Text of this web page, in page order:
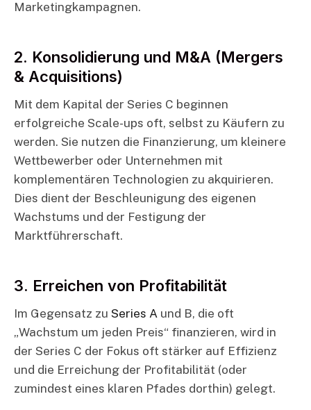
Marketingkampagnen.
2. Konsolidierung und M&A (Mergers
& Acquisitions)
Mit dem Kapital der Series C beginnen
erfolgreiche Scale-ups oft, selbst zu Käufern zu
werden. Sie nutzen die Finanzierung, um kleinere
Wettbewerber oder Unternehmen mit
komplementären Technologien zu akquirieren.
Dies dient der Beschleunigung des eigenen
Wachstums und der Festigung der
Marktführerschaft.
3. Erreichen von Profitabilität
Im Gegensatz zu Series A und B, die oft
„Wachstum um jeden Preis“ finanzieren, wird in
der Series C der Fokus oft stärker auf Effizienz
und die Erreichung der Profitabilität (oder
zumindest eines klaren Pfades dorthin) gelegt.